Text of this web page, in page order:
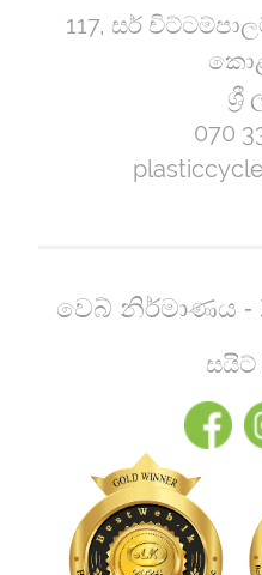
117, සර්
ශ්‍රී
070
වෙබ් නිර්මාණය -